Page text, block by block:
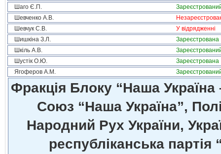
Шаго Є.П.
Шевченко А.В.
Шевчук С.В.
У відрядженні
Шишкіна З.Л.
Зареєстрована
Шкіль А.В.
Шустік О.Ю.
Зареєстрована
Ягоферов А.М.
Фракція Блоку “Наша
Союз “Наша Україна”,
Народний Рух України,
республіканська